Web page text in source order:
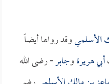
الأسلميوقد رواها أيضاً
أبي هريرةوجابر- رضى الله